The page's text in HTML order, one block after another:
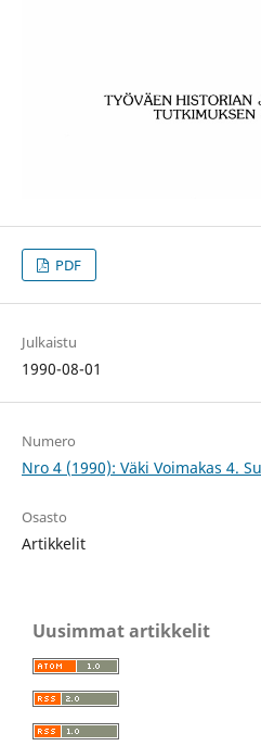
PDF
Julkaistu
1990-08-01
Numero
Nro 4 (1990): Väki Voimakas 4.
Osasto
Artikkelit
Uusimmat artikkelit